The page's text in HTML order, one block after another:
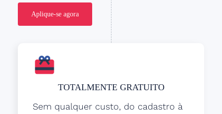
Aplique-se agora
TOTALMENTE GRATUITO
Sem qualquer custo, do cadastro à